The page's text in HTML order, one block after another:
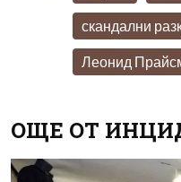
скандални
Леонид
ОЩЕ ОТ